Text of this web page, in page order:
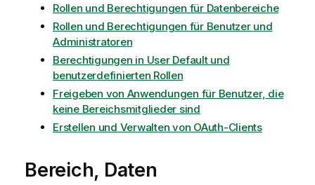
Rollen und Berechtigungen für Datenbereiche
Rollen und Berechtigungen für Benutzer und
Administratoren
Berechtigungen in User Default und
benutzerdefinierten Rollen
Freigeben von Anwendungen für Benutzer, die
keine Bereichsmitglieder sind
Erstellen und Verwalten von OAuth-Clients
Bereich, Daten